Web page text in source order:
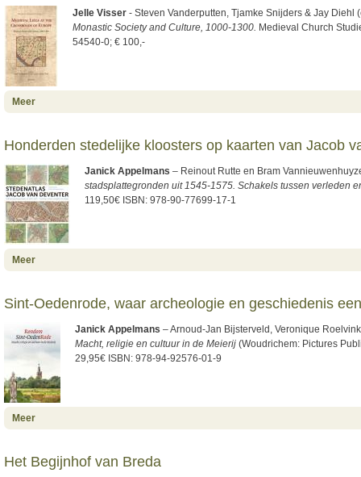
Jelle Visser - Steven Vanderputten, Tjamke Snijders & Jay Diehl
Monastic Society and Culture, 1000-1300. Medieval Church
54540-0; € 100,-
Meer
Honderden stedelijke kloosters op kaarten van Jacob
Janick Appelmans – Reinout Rutte en Bram
stadsplattegronden uit 1545-1575. Schakels tussen verleden
119,50€ ISBN: 978-90-77699-17-1
Meer
Deventer
Sint-Oedenrode, waar archeologie en geschiedenis
Janick Appelmans – Arnoud-Jan Bijsterveld, Veronique
Macht, religie en cultuur in de Meierij (Woudrichem: Pictures
29,95€ ISBN: 978-94-92576-01-9
Meer
weg wijzen
Het Begijnhof van Breda